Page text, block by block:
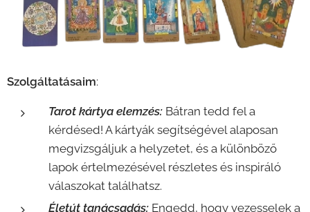
Szolgáltatásaim:
Tarot kártya elemzés: Bátran tedd fel a
kérdésed! A kártyák segítségével alaposan
megvizsgáljuk a helyzetet, és a különböző
lapok értelmezésével részletes és inspiráló
válaszokat találhatsz.
Életút tanácsadás: Engedd, hogy vezesselek a